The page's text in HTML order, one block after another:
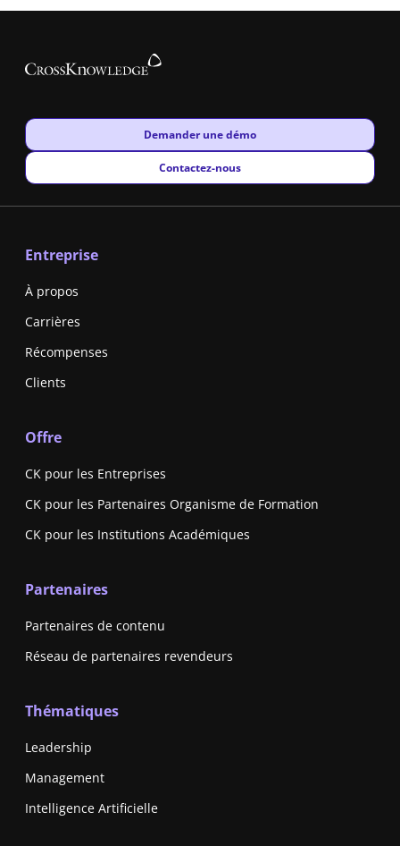
New window
Demander une démo
New window
Contactez-nous
Entreprise
À propos
Carrières
Récompenses
Clients
Offre
CK pour les Entreprises
CK pour les Partenaires Organisme de Formation
CK pour les Institutions Académiques
Partenaires
Partenaires de contenu
Réseau de partenaires revendeurs
Thématiques
Leadership
Management
Intelligence Artificielle